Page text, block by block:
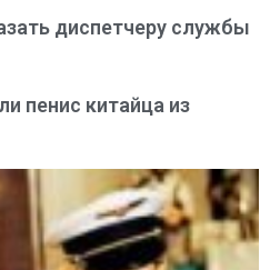
диспетчеру службы
пенис китайца из